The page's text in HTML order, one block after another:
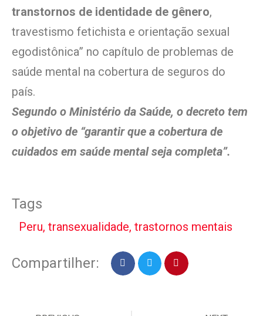
transtornos de identidade de gênero,
travestismo fetichista e orientação sexual
egodistônica” no capítulo de problemas de
saúde mental na cobertura de seguros do
país.
Segundo o Ministério da Saúde, o decreto tem
o objetivo de “garantir que a cobertura de
cuidados em saúde mental seja completa”.
Tags
Peru, transexualidade, trastornos mentais
Compartilher: